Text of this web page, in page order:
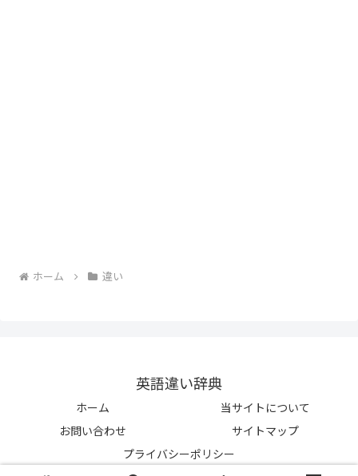
ホーム 違い
英語違い辞典
ホーム
当サイトについて
お問い合わせ
サイトマップ
プライバシーポリシー